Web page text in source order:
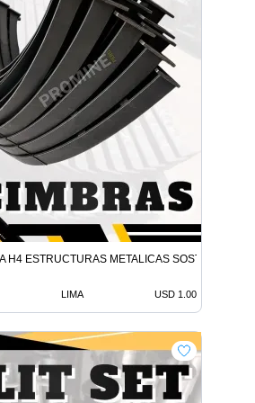
H4 ESTRUCTURAS METALICAS
LIMA USD 1.00